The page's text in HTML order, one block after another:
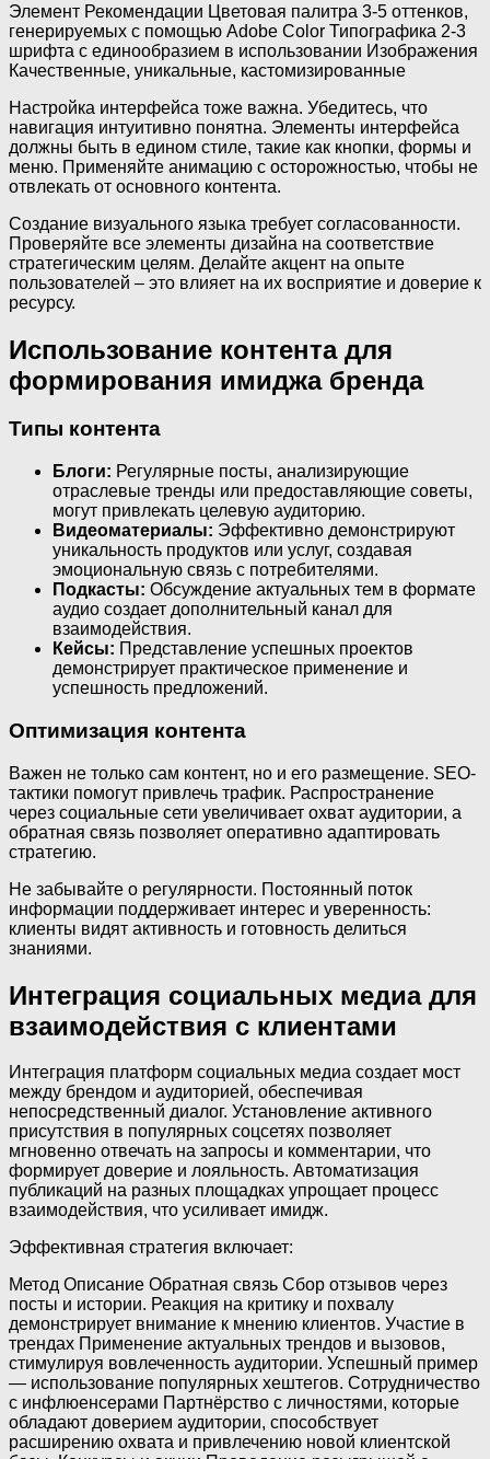
Элемент Рекомендации Цветовая палитра 3-5 оттенков,
генерируемых с помощью Adobe Color Типографика 2-3
шрифта с единообразием в использовании Изображения
Качественные, уникальные, кастомизированные
Настройка интерфейса тоже важна. Убедитесь, что
навигация интуитивно понятна. Элементы интерфейса
должны быть в едином стиле, такие как кнопки, формы и
меню. Применяйте анимацию с осторожностью, чтобы не
отвлекать от основного контента.
Создание визуального языка требует согласованности.
Проверяйте все элементы дизайна на соответствие
стратегическим целям. Делайте акцент на опыте
пользователей – это влияет на их восприятие и доверие к
ресурсу.
Использование контента для
формирования имиджа бренда
Типы контента
Блоги: Регулярные посты, анализирующие
отраслевые тренды или предоставляющие советы,
могут привлекать целевую аудиторию.
Видеоматериалы: Эффективно демонстрируют
уникальность продуктов или услуг, создавая
эмоциональную связь с потребителями.
Подкасты: Обсуждение актуальных тем в формате
аудио создает дополнительный канал для
взаимодействия.
Кейсы: Представление успешных проектов
демонстрирует практическое применение и
успешность предложений.
Оптимизация контента
Важен не только сам контент, но и его размещение. SEO-
тактики помогут привлечь трафик. Распространение
через социальные сети увеличивает охват аудитории, а
обратная связь позволяет оперативно адаптировать
стратегию.
Не забывайте о регулярности. Постоянный поток
информации поддерживает интерес и уверенность:
клиенты видят активность и готовность делиться
знаниями.
Интеграция социальных медиа для
взаимодействия с клиентами
Интеграция платформ социальных медиа создает мост
между брендом и аудиторией, обеспечивая
непосредственный диалог. Установление активного
присутствия в популярных соцсетях позволяет
мгновенно отвечать на запросы и комментарии, что
формирует доверие и лояльность. Автоматизация
публикаций на разных площадках упрощает процесс
взаимодействия, что усиливает имидж.
Эффективная стратегия включает:
Метод Описание Обратная связь Сбор отзывов через
посты и истории. Реакция на критику и похвалу
демонстрирует внимание к мнению клиентов. Участие в
трендах Применение актуальных трендов и вызовов,
стимулируя вовлеченность аудитории. Успешный пример
— использование популярных хештегов. Сотрудничество
с инфлюенсерами Партнёрство с личностями, которые
обладают доверием аудитории, способствует
расширению охвата и привлечению новой клиентской